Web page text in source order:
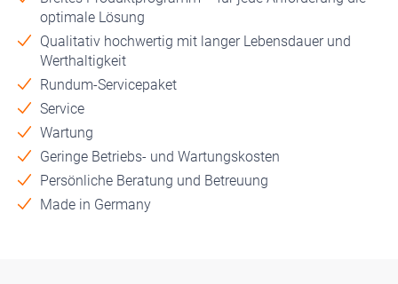
optimale Lösung
Qualitativ hochwertig mit langer Lebensdauer und
Werthaltigkeit
Rundum-Servicepaket
Service
Wartung
Geringe Betriebs- und Wartungskosten
Persönliche Beratung und Betreuung
Made in Germany